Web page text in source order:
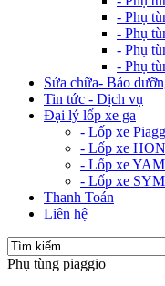
- Phụ
- Phụ
- Phụ
- Phụ
Sửa chữa- Bảo
Tin tức - Dịch vụ
Đại lý lốp xe ga
- Lốp xe
- Lốp xe
- Lốp xe
- Lốp xe SYM
Thanh Toán
Liên hệ
Phụ tùng piaggio